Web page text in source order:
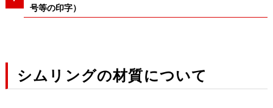
号等の印字）
シムリングの材質について